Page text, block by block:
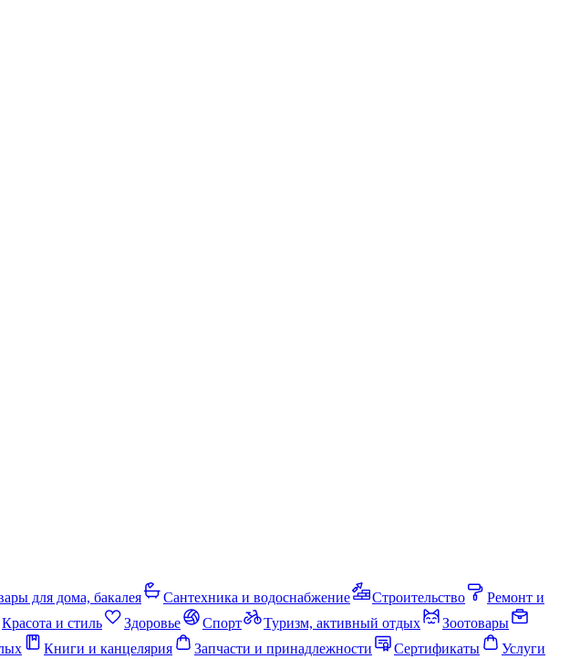
для дома, бакалея Сантехника и водоснабжение Строительство
Ремонт и
Красота и стиль Здоровье Спорт Туризм, активный отдых
Зоотовары
Книги и канцелярия Запчасти и принадлежности Сертификаты
Услуги